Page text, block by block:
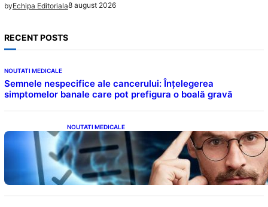
byEchipa Editoriala8 august 2026
RECENT POSTS
NOUTATI MEDICALE
Semnele nespecifice ale cancerului: Înțelegerea
simptomelor banale care pot prefigura o boală gravă
NOUTATI MEDICALE
Inteligența dincolo de note: Semnele unui IQ
ridicat care nu țin de școală